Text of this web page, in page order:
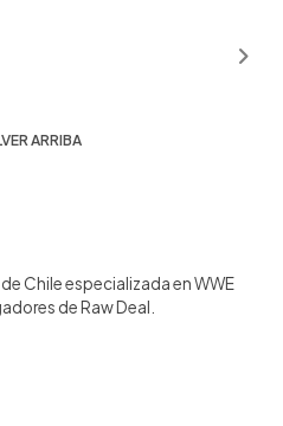
ARRIBA
Chile especializada en WWE
de Raw Deal.